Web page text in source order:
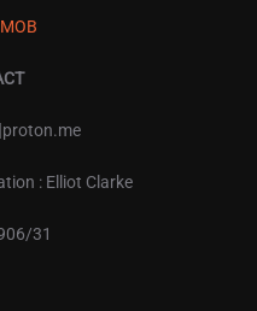
: Elliot Clarke
31